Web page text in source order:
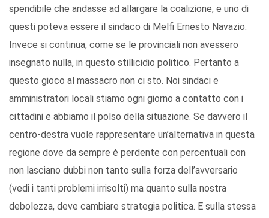
spendibile che andasse ad allargare la coalizione, e uno di
questi poteva essere il sindaco di Melfi Ernesto Navazio.
Invece si continua, come se le provinciali non avessero
insegnato nulla, in questo stillicidio politico. Pertanto a
questo gioco al massacro non ci sto. Noi sindaci e
amministratori locali stiamo ogni giorno a contatto con i
cittadini e abbiamo il polso della situazione. Se davvero il
centro-destra vuole rappresentare un’alternativa in questa
regione dove da sempre è perdente con percentuali con
non lasciano dubbi non tanto sulla forza dell’avversario
(vedi i tanti problemi irrisolti) ma quanto sulla nostra
debolezza, deve cambiare strategia politica. E sulla stessa